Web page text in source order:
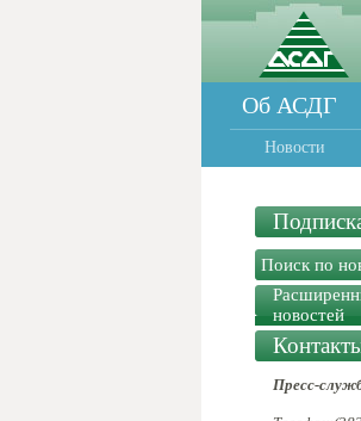
Об АСДГ
Новости
новостей
Пресс-